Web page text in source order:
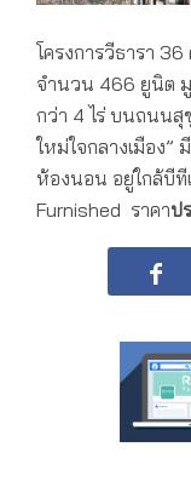
โครงการวีธารา
จำนวน 466 ยูนิต
กว่า 4 ไร่ บนถนนสุ
ใหม่ใจกลางเมือง”
ห้องนอน อยู่ใกล้บีที
Furnished ราคาป